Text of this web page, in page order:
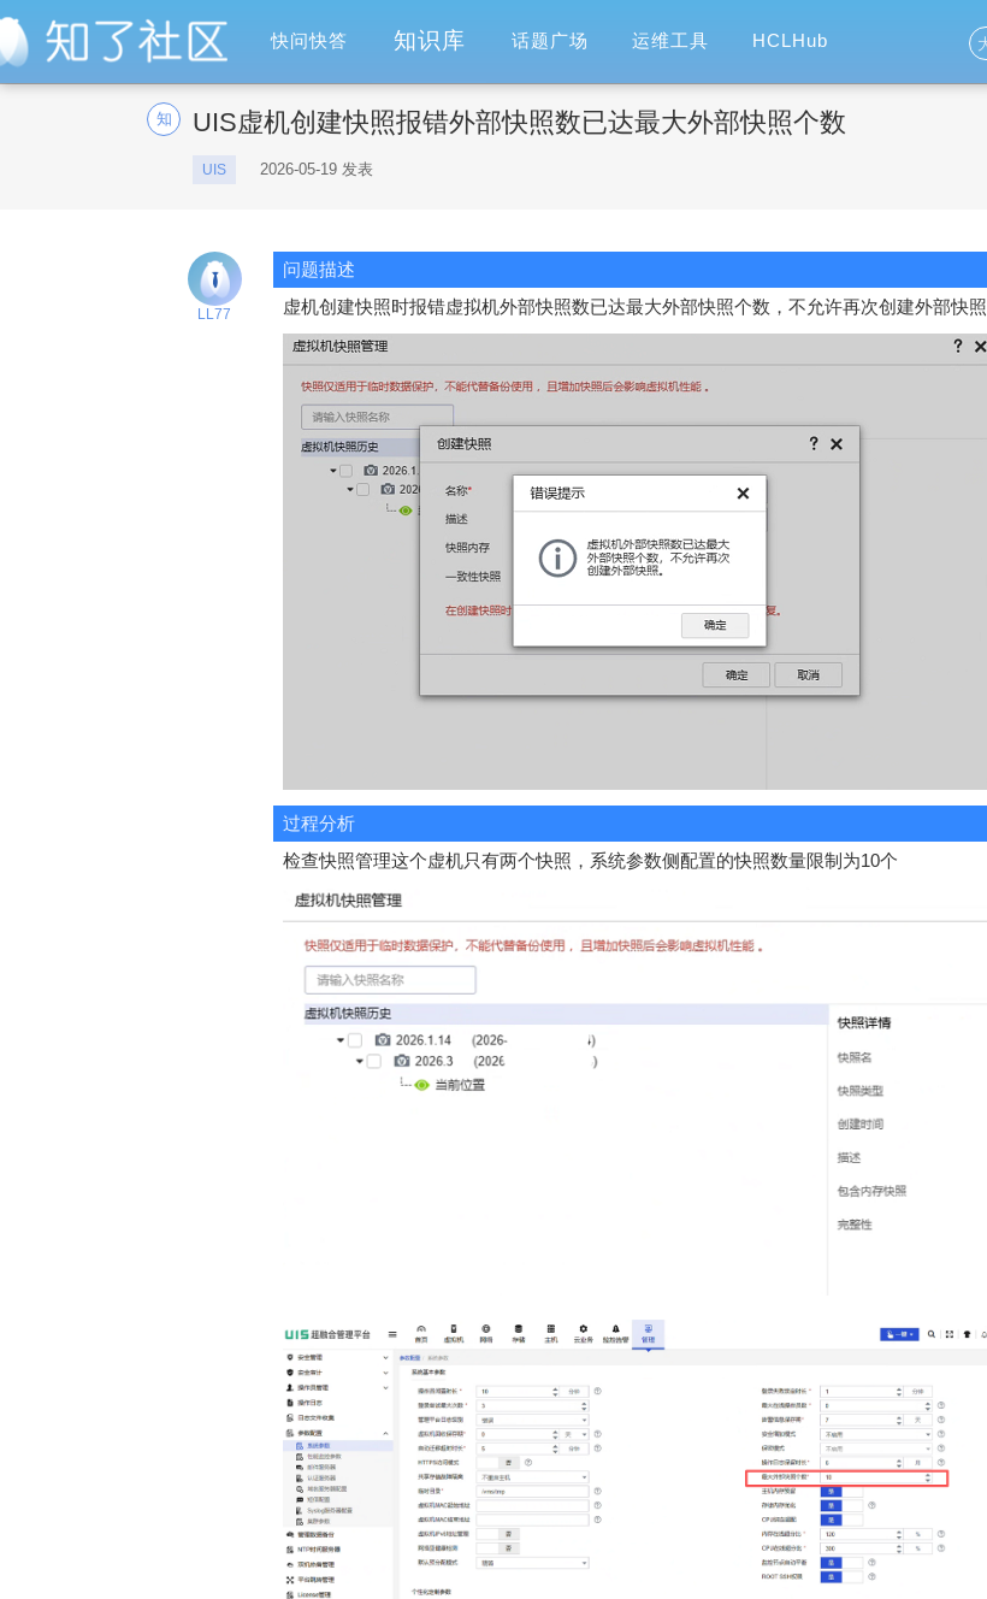
快问快答 知识库 话题广场 运维工具 HCLHub
知 UIS虚机创建快照报错外部快照数已达最大外部快照个数
UIS 2026-05-19 发表
LL77
问题描述
虚机创建快照时报错虚拟机外部快照数已达最大外部快照个数，不允许再次创建外部快照
过程分析
检查快照管理这个虚机只有两个快照，系统参数侧配置的快照数量限制为10个